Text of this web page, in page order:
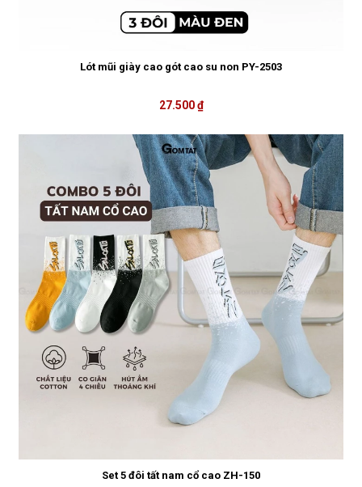
Lót mũi giày cao gót cao su non PY-2503
27.500 ₫
Set 5 đôi tất nam cổ cao ZH-150